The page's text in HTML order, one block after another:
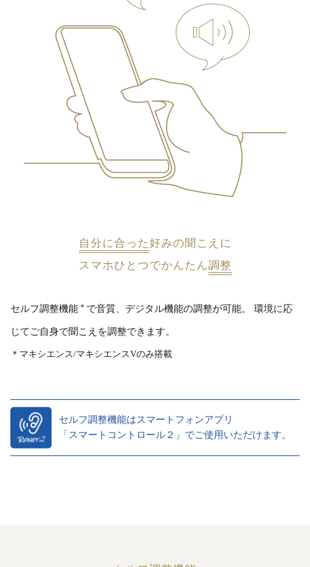
自分に合った好みの聞こえに
スマホひとつでかんたん調整
セルフ調整機能 ＊ で音質、デジタル機能の調整が可能。 環境に応
じてご自身で聞こえを調整できます。
＊マキシエンス/マキシエンスVのみ搭載
セルフ調整機能はスマートフォンアプリ
「スマートコントロール２」でご使用いただけます。